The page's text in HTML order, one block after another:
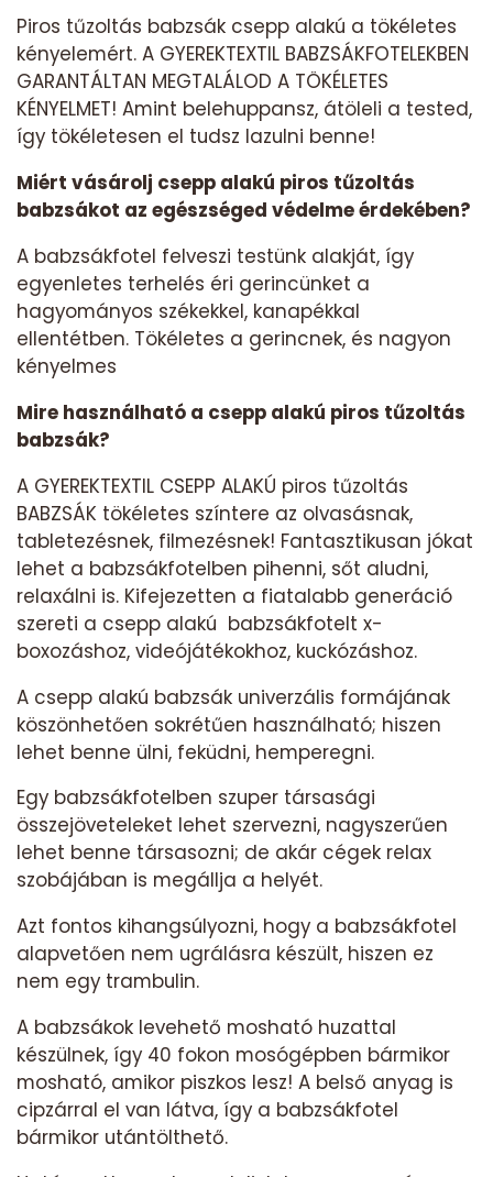
Piros tűzoltás babzsák csepp alakú a tökéletes
kényelemért. A GYEREKTEXTIL BABZSÁKFOTELEKBEN
GARANTÁLTAN MEGTALÁLOD A TÖKÉLETES
KÉNYELMET! Amint belehuppansz, átöleli a tested,
így tökéletesen el tudsz lazulni benne!
Miért vásárolj csepp alakú piros tűzoltás
babzsákot az egészséged védelme érdekében?
A babzsákfotel felveszi testünk alakját, így
egyenletes terhelés éri gerincünket a
hagyományos székekkel, kanapékkal
ellentétben. Tökéletes a gerincnek, és nagyon
kényelmes
Mire használható a csepp alakú piros tűzoltás
babzsák?
A GYEREKTEXTIL CSEPP ALAKÚ piros tűzoltás
BABZSÁK tökéletes színtere az olvasásnak,
tabletezésnek, filmezésnek! Fantasztikusan jókat
lehet a babzsákfotelben pihenni, sőt aludni,
relaxálni is. Kifejezetten a fiatalabb generáció
szereti a csepp alakú babzsákfotelt x-
boxozáshoz, videójátékokhoz, kuckózáshoz.
A csepp alakú babzsák univerzális formájának
köszönhetően sokrétűen használható; hiszen
lehet benne ülni, feküdni, hemperegni.
Egy babzsákfotelben szuper társasági
összejöveteleket lehet szervezni, nagyszerűen
lehet benne társasozni; de akár cégek relax
szobájában is megállja a helyét.
Azt fontos kihangsúlyozni, hogy a babzsákfotel
alapvetően nem ugrálásra készült, hiszen ez
nem egy trambulin.
A babzsákok levehető mosható huzattal
készülnek, így 40 fokon mosógépben bármikor
mosható, amikor piszkos lesz! A belső anyag is
cipzárral el van látva, így a babzsákfotel
bármikor utántölthető.